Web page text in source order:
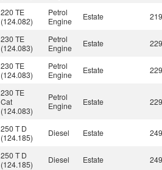
220 TE
(124.082)
Petrol
Engine
Estate
230 TE
(124.083)
Petrol
Engine
Estate
230 TE
(124.083)
Petrol
Engine
Estate
230 TE
Cat
(124.083)
Petrol
Engine
Estate
250 T D
(124.185)
Diesel Estate
250 T D
(124.185)
Diesel Estate